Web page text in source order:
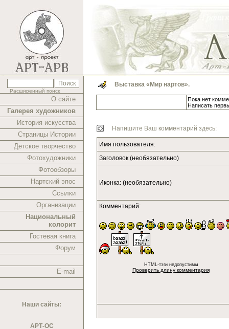
Расширенный поиск
О сайте
Галерея художников
История искусства
Страницы Истории
Детское творчество
Фотохудожники
Фотообзоры
Нартский эпос
Ссылки
Организации
Национальный
колорит
Гостевая книга
Форум
E-mail
Наши сайты:
АРТ-ОС
Выставка «Мир нартов».
Пока нет
Написать
Напишите Ваш комментарий здесь:
Имя пользователя:
Заголовок (необязательно)
Иконка: (необязательно)
Комментарий:
HTML-тэги недопустимы
Проверить длину комментария